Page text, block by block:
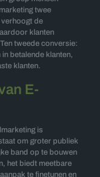
twee
verhoogt de
klanten
tweede conversie:
betalende klanten,
klanten.
E-
is
om groter publiek
band op te bouwen
het biedt meetbare
te finetunen en